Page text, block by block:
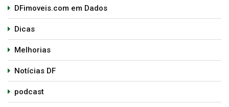
DFimoveis.com em Dados
Dicas
Melhorias
Notícias DF
podcast